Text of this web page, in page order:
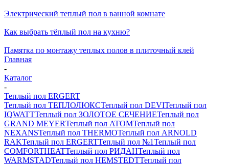
Электрический теплый пол в ванной комнате
Как выбрать тёплый пол на кухню?
Памятка по монтажу теплых полов в плиточный клей
Главная
-
Каталог
-
Теплый пол ERGERT
Теплый пол ТЕПЛОЛЮКСТеплый пол DEVIТеплый пол
IQWATTТеплый пол ЗОЛОТОЕ СЕЧЕНИЕТеплый пол
GRAND MEYERТеплый пол ATOMТеплый пол
NEXANSТеплый пол THERMOТеплый пол ARNOLD
RAKТеплый пол ERGERTТеплый пол №1Теплый пол
COMFORTHEATТеплый пол РИДАНТеплый пол
WARMSTADТеплый пол HEMSTEDTТеплый пол